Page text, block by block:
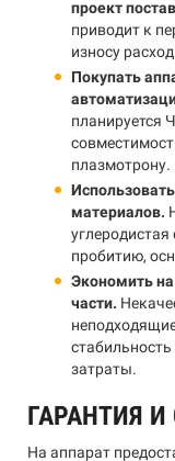
проект
приводит к
износу
Покупать
планируется
плазмотрону.
материалов.
углеродистая
пробитию,
Экономить
части.
затраты.
ГАРАНТИЯ И
На аппарат